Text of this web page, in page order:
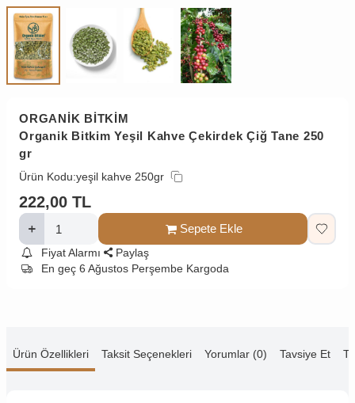
ORGANİK BİTKİM
Organik Bitkim Yeşil Kahve Çekirdek Çiğ Tane 250
gr
Ürün Kodu:yeşil kahve 250gr
222,00 TL
Sepete Ekle
Fiyat Alarmı
Paylaş
En geç 6 Ağustos Perşembe Kargoda
Ürün Özellikleri Taksit Seçenekleri Yorumlar (0) Tavsiye Et